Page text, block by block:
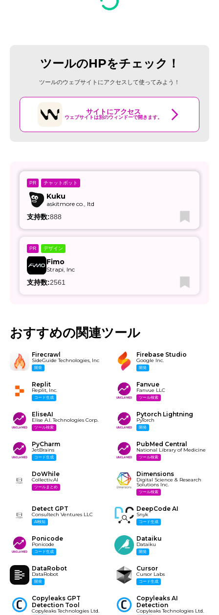
ツールのHPをチェック！
ツールのウェブサイトにアクセスして使ってみよう！
サイトにアクセス
ウェブサイトは別のウィンドーで開きます。
PR チャットボット
Kuku
askitmore co., ltd
支持数:888
PR デザイン
Fimo
Strapi, Inc
支持数:2561
おすすめの関連ツール
Firecrawl
SideGuide Technologies, Inc
開発
Firebase Studio
Google Inc.
開発
Replit
Replit, Inc.
コード生成
Fanvue
Fanvue LLC
ツール検索
EliseAI
Elise A.I. Technologies Corp.
ツール検索
Pytorch Lightning
PyTorch
開発
PyCharm
JetBrains
コード生成
PubMed Central
National Library of Medicine
ツール検索
DoWhile
Collectiv.AI
ツールまとめ
Dimensions
Digital Science & Research
Solutions Inc.
ツール検索
Detect GPT
Consultech Ventures LLC
AI検知
DeepCode AI
Snyk
コード生成
Ponicode
Ponicode
コード生成
Dataiku
Dataiku
開発
DataRobot
DataRobot
開発
Cursor
Cursor Labs
コード生成
Copyleaks GPT
Detection Tool
Copyleaks Technologies Ltd.
Copyleaks AI
Detection
Copyleaks Technologies Ltd.